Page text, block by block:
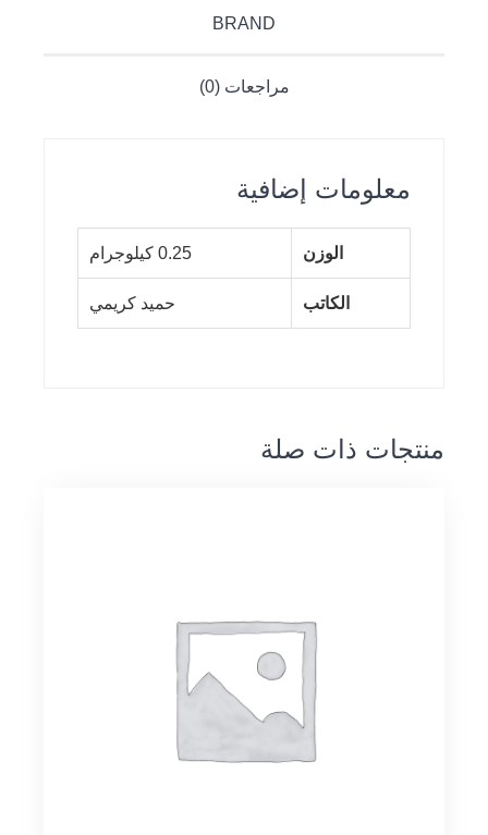
BRAND
مراجعات (0)
معلومات إضافية
الوزن 0.25 كيلوجرام
الكاتب حميد كريمي
منتجات ذات صلة